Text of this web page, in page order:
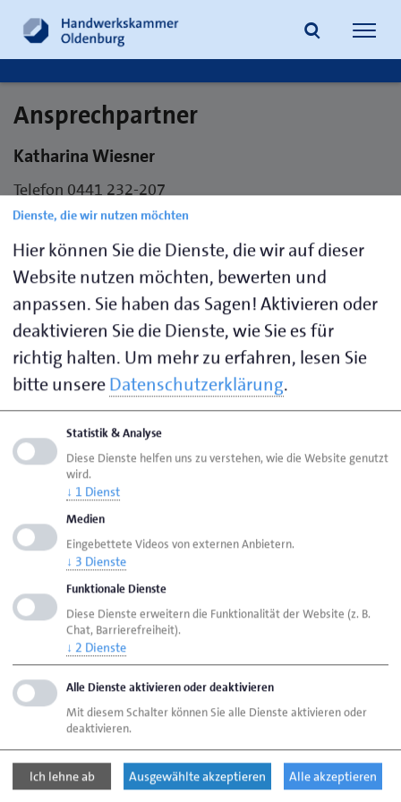
Suche
Ansprechpartner
Katharina Wiesner
Telefon 0441 232-207
Telefax 0441 232-55-207
E-Mailwiesner@hwk-oldenburg.de
Visitenkarte speichern (.vcf)
Ihre Ansprechpartnerin zu folgenden Themen:
Personal
Seite empfehlen
Seite drucken
Seite aktualisiert am 31. Juli 2026
Handwerkskammer Oldenburg
Ansprechpartner
Wiesner, Katharina
Handwerkskammer Oldenburg
26122 Oldenburg
Dienste, die wir nutzen möchten
Hier können Sie die Dienste, die wir auf dieser
Website nutzen möchten, bewerten und
anpassen. Sie haben das Sagen! Aktivieren oder
deaktivieren Sie die Dienste, wie Sie es für
richtig halten. Um mehr zu erfahren, lesen Sie
bitte unsereDatenschutzerklärung.
Statistik & Analyse
Diese Dienste helfen uns zu verstehen, wie die Website genutzt
wird.
↓ 1 Dienst
Medien
Eingebettete Videos von externen Anbietern.
↓ 3 Dienste
Funktionale Dienste
Diese Dienste erweitern die Funktionalität der Website (z. B.
Chat, Barrierefreiheit).
↓ 2 Dienste
Alle Dienste aktivieren oder deaktivieren
Mit diesem Schalter können Sie alle Dienste aktivieren oder
deaktivieren.
Ich lehne ab Ausgewählte akzeptieren Alle akzeptieren